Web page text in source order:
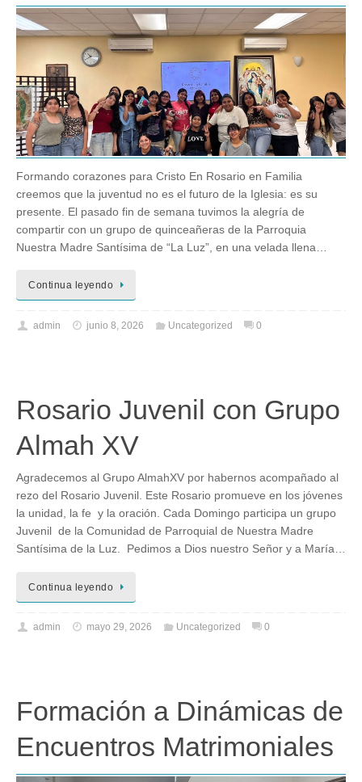
Formando corazones para Cristo En Rosario en Familia
creemos que la juventud no es el futuro de la Iglesia: es su
presente. El pasado fin de semana tuvimos la alegría de
compartir con un grupo de quinceañeras de la Parroquia
Nuestra Madre Santísima de “La Luz”, en una velada llena…
Continua leyendo
admin junio 8, 2026 Uncategorized 0
Rosario Juvenil con Grupo
Almah XV
Agradecemos al Grupo AlmahXV por habernos acompañado al
rezo del Rosario Juvenil. Este Rosario promueve en los jóvenes
la unidad, la fe y la oración. Cada Domingo participa un grupo
Juvenil de la Comunidad de Parroquial de Nuestra Madre
Santísima de la Luz. Pedimos a Dios nuestro Señor y a María…
Continua leyendo
admin mayo 29, 2026 Uncategorized 0
Formación a Dinámicas de
Encuentros Matrimoniales